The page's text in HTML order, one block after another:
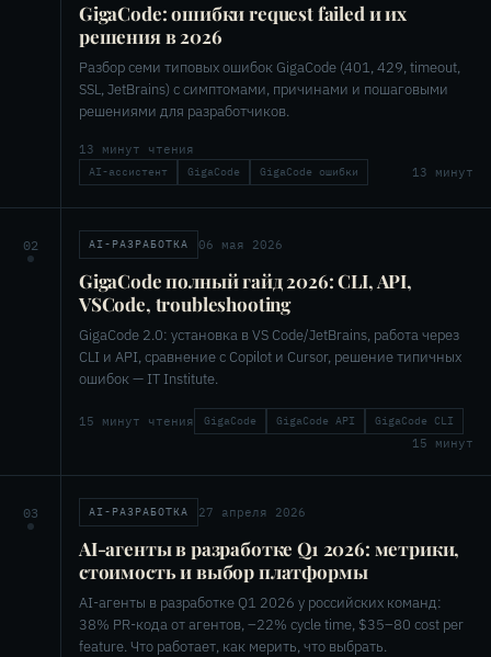
GigaCode: ошибки request failed и их
решения в 2026
Разбор семи типовых ошибок GigaCode (401, 429, timeout,
SSL, JetBrains) с симптомами, причинами и пошаговыми
решениями для разработчиков.
13 минут чтения
AI-ассистент GigaCode GigaCode ошибки 13 минут
02 AI-РАЗРАБОТКА 06 мая 2026
GigaCode полный гайд 2026: CLI, API,
VSCode, troubleshooting
GigaCode 2.0: установка в VS Code/JetBrains, работа через
CLI и API, сравнение с Copilot и Cursor, решение типичных
ошибок — IT Institute.
15 минут чтения GigaCode GigaCode API GigaCode CLI
15 минут
03 AI-РАЗРАБОТКА 27 апреля 2026
AI-агенты в разработке Q1 2026: метрики,
стоимость и выбор платформы
AI-агенты в разработке Q1 2026 у российских команд:
38% PR-кода от агентов, –22% cycle time, $35–80 cost per
feature. Что работает, как мерить, что выбрать.